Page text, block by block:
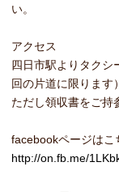
い。
アクセス
四日市駅よりタクシ
回の片道に限ります）
ただし領収書をご持
facebookページはこ
http://on.fb.me/